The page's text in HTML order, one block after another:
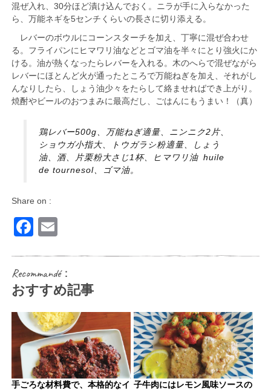
混ぜ入れ、30分ほど漬け込んでおく。ニラが手に入らなかった
ら、万能ネギを5センチくらいの長さに切り添える。
レバーのボウルにコーンスターチを加え、丁寧に混ぜ合わせ
る。フライパンにヒマワリ油などとゴマ油を半々にとり強火にか
ける。油が熱くなったらレバーを入れる。木のへらで混ぜながら
レバーにほとんど火が通ったところで万能ねぎを加え、それがし
んなりしたら、しょう油少々をたらして絡ませればでき上がり。
焼酎やビールのおつまみに最高だし、ごはんにもうまい！（真）
鶏レバー500g、万能ねぎ適量、ニンニク2片、
ショウガ小指大、トウガラシ粉適量、しょう
油、酒、片栗粉大さじ1杯、ヒマワリ油 huile
de tournesol、ゴマ油。
Share on :
Facebook
Recommandé：
おすすめ記事
手ごろな材料費で、本格的なイ 子牛肉にはレモン風味ソースの